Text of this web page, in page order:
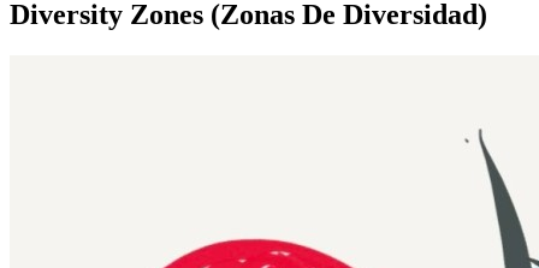
Diversity Zones (Zonas De Diversidad)